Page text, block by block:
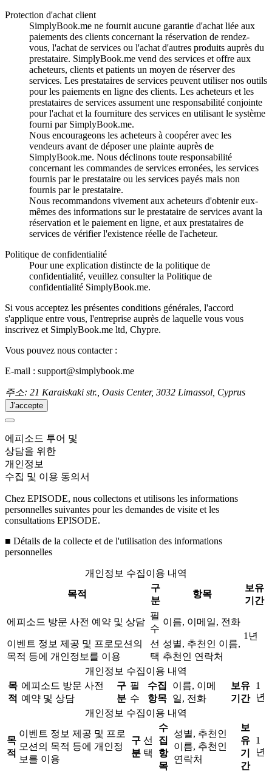
Protection d'achat client
SimplyBook.me ne fournit aucune garantie d'achat liée aux
paiements des clients concernant la réservation de rendez-
vous, l'achat de services ou l'achat d'autres produits auprès du
prestataire. SimplyBook.me vend des services et offre aux
acheteurs, clients et patients un moyen de réserver des
services. Les prestataires de services peuvent utiliser nos outils
pour les paiements en ligne des clients. Les acheteurs et les
prestataires de services assument une responsabilité conjointe
pour l'achat et la fourniture des services en utilisant le système
fourni par SimplyBook.me.
Nous encourageons les acheteurs à coopérer avec les
vendeurs avant de déposer une plainte auprès de
SimplyBook.me. Nous déclinons toute responsabilité
concernant les commandes de services erronées, les services
fournis par le prestataire ou les services payés mais non
fournis par le prestataire.
Nous recommandons vivement aux acheteurs d'obtenir eux-
mêmes des informations sur le prestataire de services avant la
réservation et le paiement en ligne, et aux prestataires de
services de vérifier l'existence réelle de l'acheteur.
Politique de confidentialité
Pour une explication distincte de la politique de
confidentialité, veuillez consulter la Politique de
confidentialité SimplyBook.me.
Si vous acceptez les présentes conditions générales, l'accord
s'applique entre vous, l'entreprise auprès de laquelle vous vous
inscrivez et SimplyBook.me ltd, Chypre.
Vous pouvez nous contacter :
E-mail : support@simplybook.me
주소: 21 Karaiskaki str., Oasis Center, 3032 Limassol, Cyprus
J'accepte
에피소드 투어 및
상담을 위한
개인정보
수집 및 이용 동의서
Chez EPISODE, nous collectons et utilisons les informations
personnelles suivantes pour les demandes de visite et les
consultations EPISODE.
■ Détails de la collecte et de l'utilisation des informations
personnelles
개인정보 수집이용 내역
목적
구
분
항목
보유
기간
에피소드 방문 사전 예약 및 상담
필
수
이름, 이메일, 전화
1년
이벤트 정보 제공 및 프로모션의
목적 등에 개인정보를 이용
선
택
성별, 추천인 이름,
추천인 연락처
개인정보 수집이용 내역
목
적
에피소드 방문 사전
예약 및 상담
구
분
필
수
수집
항목
이름, 이메
일, 전화
보유
기간
1
년
개인정보 수집이용 내역
목
적
이벤트 정보 제공 및 프로
모션의 목적 등에 개인정
보를 이용
구
분
선
택
수
집
항
목
성별, 추천인
이름, 추천인
연락처
보
유
기
간
1
년